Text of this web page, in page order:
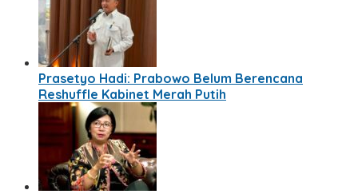
Prasetyo Hadi: Prabowo Belum Berencana
Reshuffle Kabinet Merah Putih